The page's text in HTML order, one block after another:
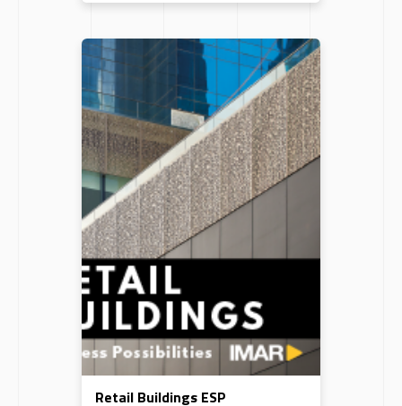
Retail Buildings ESP